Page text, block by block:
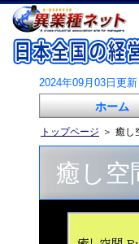
2024年09月03日更新
ホーム
トップページ ＞ 癒し
癒し空